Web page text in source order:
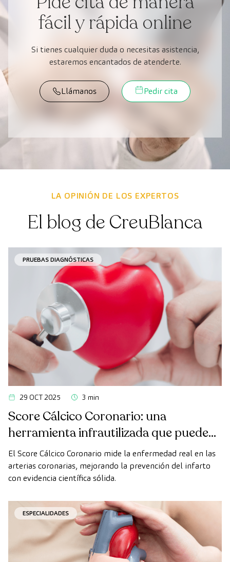
fácil y rápida online
Si tienes cualquier duda o necesitas asistencia,
estaremos encantados de atenderte.
Llámanos Pedir cita
LA OPINIÓN DE LOS EXPERTOS
El blog de CreuBlanca
PRUEBAS DIAGNÓSTICAS
29 OCT 2025 3 min
Score Cálcico Coronario: una
herramienta infrautilizada que puede
cambiar nuestra forma de prevenir el
infarto
El Score Cálcico Coronario mide la enfermedad real en las
arterias coronarias, mejorando la prevención del infarto
con evidencia científica sólida.
ESPECIALIDADES